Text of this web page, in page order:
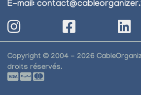
E-mail:
Copyright © 2004 - 2026
droits réservés.